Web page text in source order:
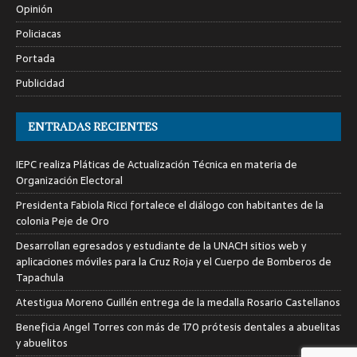
Opinión
Policiacas
Portada
Publicidad
ENTRADAS RECIENTES
IEPC realiza Pláticas de Actualización Técnica en materia de
Organización Electoral
Presidenta Fabiola Ricci fortalece el diálogo con habitantes de la
colonia Peje de Oro
Desarrollan egresados y estudiante de la UNACH sitios web y
aplicaciones móviles para la Cruz Roja y el Cuerpo de Bomberos de
Tapachula
Atestigua Moreno Guillén entrega de la medalla Rosario Castellanos
Beneficia Angel Torres con más de 170 prótesis dentales a abuelitas
y abuelitos